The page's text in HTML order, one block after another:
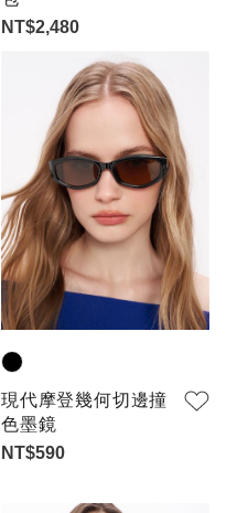
NT$2,480
現代摩登幾何切邊撞
色墨鏡
NT$590